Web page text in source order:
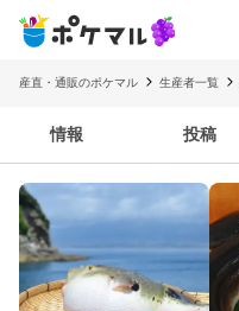
産直・通販のポケマル 生産者一覧
情報 投稿